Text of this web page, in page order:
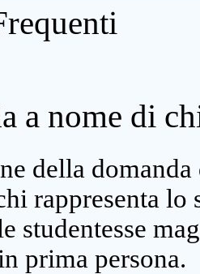
a nome di
della
rappresenta lo
studentesse
prima persona.